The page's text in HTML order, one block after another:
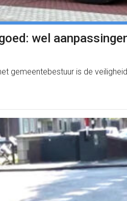
wel
gemeentebestuur is de